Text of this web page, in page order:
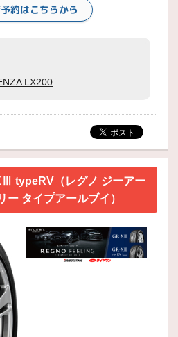
約はこちらから
LX200
typeRV（レグノ ジーアー
ー タイプアールブイ）